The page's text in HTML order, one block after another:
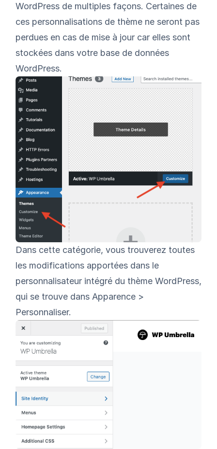
WordPress de multiples façons. Certaines de
ces personnalisations de thème ne seront pas
perdues en cas de mise à jour car elles sont
stockées dans votre base de données
WordPress.
Dans cette catégorie, vous trouverez toutes
les modifications apportées dans le
personnalisateur intégré du thème WordPress,
qui se trouve dans Apparence >
Personnaliser.